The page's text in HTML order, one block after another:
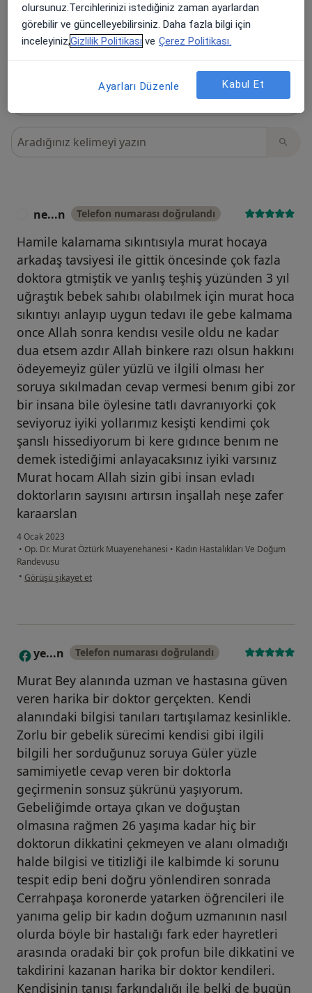
Tüm görüşleriniz değerli.Moderasyon
sürecimiz hakkında daha fazlasını öğrenin.
Görüşler içerisinde ara
ne...n Telefon numarası doğrulandı
Hamile kalamama sıkıntısıyla murat hocaya
arkadaş tavsiyesi ile gittik öncesinde çok fazla
doktora gtmiştik ve yanlış teşhiş yüzünden 3 yıl
uğraştık bebek sahıbı olabılmek için murat hoca
sıkıntıyı anlayıp uygun tedavı ile gebe kalmama
once Allah sonra kendısı vesile oldu ne kadar
dua etsem azdır Allah binkere razı olsun hakkını
ödeyemeyiz güler yüzlü ve ilgili olması her
soruya sıkılmadan cevap vermesi benım gibi zor
bir insana bile öylesine tatlı davranıyorki çok
seviyoruz iyiki yollarımız kesişti kendimi çok
şanslı hissediyorum bi kere gıdınce benım ne
demek istediğimi anlayacaksınız iyiki varsınız
Murat hocam Allah sizin gibi insan evladı
doktorların sayısını artırsın inşallah neşe zafer
karaarslan
4 Ocak 2023
• Op. Dr. Murat Öztürk Muayenehanesi • Kadın Hastalıkları Ve Doğum
Randevusu
• kullanıcının görüşüne göre ne...n
Görüşü şikayet et
Y ye...n Telefon numarası doğrulandı
Murat Bey alanında uzman ve hastasına güven
veren harika bir doktor gerçekten. Kendi
alanındaki bilgisi tanıları tartışılamaz kesinlikle.
Zorlu bir gebelik sürecimi kendisi gibi ilgili
bilgili her sorduğunuz soruya Güler yüzle
samimiyetle cevap veren bir doktorla
geçirmenin sonsuz şükrünü yaşıyorum.
Gebeliğimde ortaya çıkan ve doğuştan
olmasına rağmen 26 yaşıma kadar hiç bir
doktorun dikkatini çekmeyen ve alanı olmadığı
halde bilgisi ve titizliği ile kalbimde ki sorunu
tespit edip beni doğru yönlendiren sonrada
Cerrahpaşa koronerde yatarken öğrencileri ile
yanıma gelip bir kadın doğum uzmanının nasıl
olurda böyle bir hastalığı fark eder hayretleri
arasında oradaki bir çok profun bile dikkatini ve
takdirini kazanan harika bir doktor kendileri.
Kendisinin tanısı farkındalığı ile belki de bugün
olursunuz.Tercihlerinizi istediğiniz zaman ayarlardan
görebilir ve güncelleyebilirsiniz. Daha fazla bilgi için
inceleyiniz,Gizlilik Politikası ve Çerez Politikası.
Ayarları Düzenle Kabul Et